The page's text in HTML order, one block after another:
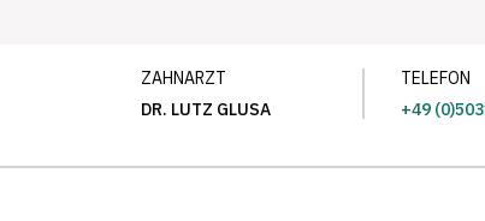
ZAHNARZT
DR. LUTZ GLUSA
TELEFON
+49